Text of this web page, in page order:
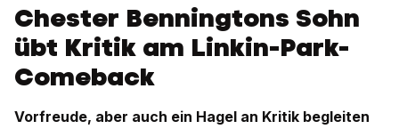
Chester Benningtons Sohn
übt Kritik am Linkin-Park-
Comeback
Vorfreude, aber auch ein Hagel an Kritik begleiten